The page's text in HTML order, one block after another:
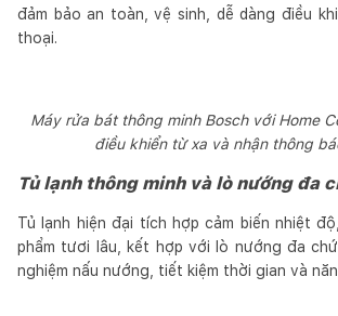
đảm bảo an toàn, vệ sinh, dễ dàng điều
thoại.
Máy rửa bát thông minh Bosch với Home
điều khiển từ xa và nhận thông
Tủ lạnh thông minh và lò nướng đa
Tủ lạnh hiện đại tích hợp cảm biến nhiệt
phẩm tươi lâu, kết hợp với lò nướng đa
nghiệm nấu nướng, tiết kiệm thời gian và